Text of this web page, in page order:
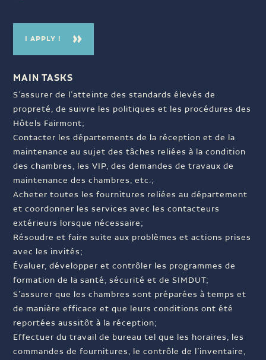
I APPLY !
MAIN TASKS
S’assurer de l’atteinte des standards élevés de
propreté, de suivre les politiques et les procédures des
Hôtels Fairmont;
Contacter les départements de la réception et de la
maintenance au sujet des tâches reliées à la condition
des chambres, les VIP, des demandes de travaux de
maintenance des chambres, etc.;
Acheter toutes les fournitures reliées au département
et coordonner les services avec les contacteurs
extérieurs lorsque nécessaire;
Résoudre et faire suite aux problèmes et actions prises
avec les invités;
Évaluer, développer et contrôler les programmes de
formation de la santé, sécurité et de SIMDUT;
S’assurer que les chambres sont préparées à temps et
de manière efficace et que leurs conditions ont été
reportées aussitôt à la réception;
Effectuer du travail de bureau tel que les horaires, les
commandes de fournitures, le contrôle de l’inventaire,